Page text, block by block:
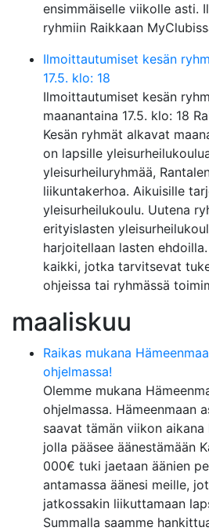
ensimmäiselle viikolle asti.
ryhmiin Raikkaan
Ilmoittautumiset kesän
17.5. klo: 18
Ilmoittautumiset kesän
maanantaina 17.5. klo: 18
Kesän ryhmät alkavat
on lapsille
yleisurheiluryhmää,
liikuntakerhoa. Aikuisille
yleisurheilukoulu. Uutena
erityislasten
harjoitellaan lasten
kaikki, jotka tarvitsevat
ohjeissa tai ryhmässä
maaliskuu
Raikas mukana
ohjelmassa!
Olemme mukana
ohjelmassa. Hämeenmaan
saavat tämän viikon
jolla pääsee äänestämään
000€ tuki jaetaan äänien
antamassa äänesi meille,
jatkossakin liikuttamaan
Summalla saamme